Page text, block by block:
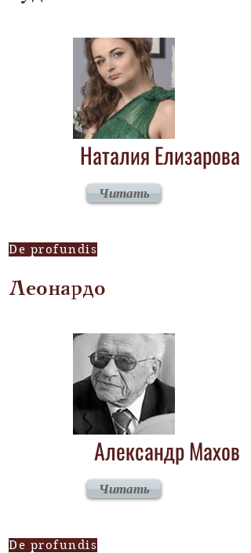
Наталия Елизарова
Читать
De profundis
Леонардо
Александр Махов
Читать
De profundis